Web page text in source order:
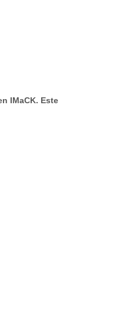
IMaCK. Este